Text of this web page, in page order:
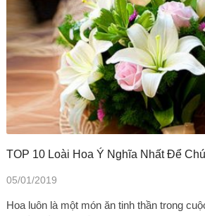
TOP 10 Loài Hoa Ý Nghĩa Nhất Để
05/01/2019
Hoa luôn là một món ăn tinh thần trong